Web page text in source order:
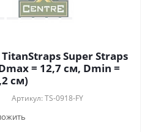
Super Straps
= 12,7 см, Dmin =
см)
Артикул: TS-0918-FY